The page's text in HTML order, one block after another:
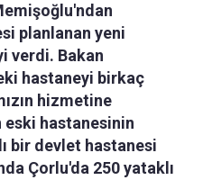
planlanan yeni
verdi. Bakan
hastaneyi birkaç
hizmetine
eski hastanesinin
bir devlet hastanesi
Çorlu'da 250 yataklı